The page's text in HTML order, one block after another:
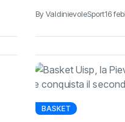
By ValdinievoleSport16
BASKET